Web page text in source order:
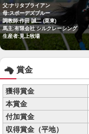
父:ナリタブライアン
母:スポーデズブルー
調教師:作田 誠二 (栗東)
馬主:有限会社 シルクレーシング
生産者:見上牧場
賞金
獲得賞金
本賞金
付加賞金
収得賞金（平地）